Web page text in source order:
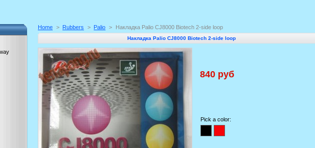
Home > Rubbers > Palio > Накладка Palio CJ8000 Biotech 2-side loop
Накладка Palio CJ8000 Biotech 2-side loop
840 руб
Pick a color: